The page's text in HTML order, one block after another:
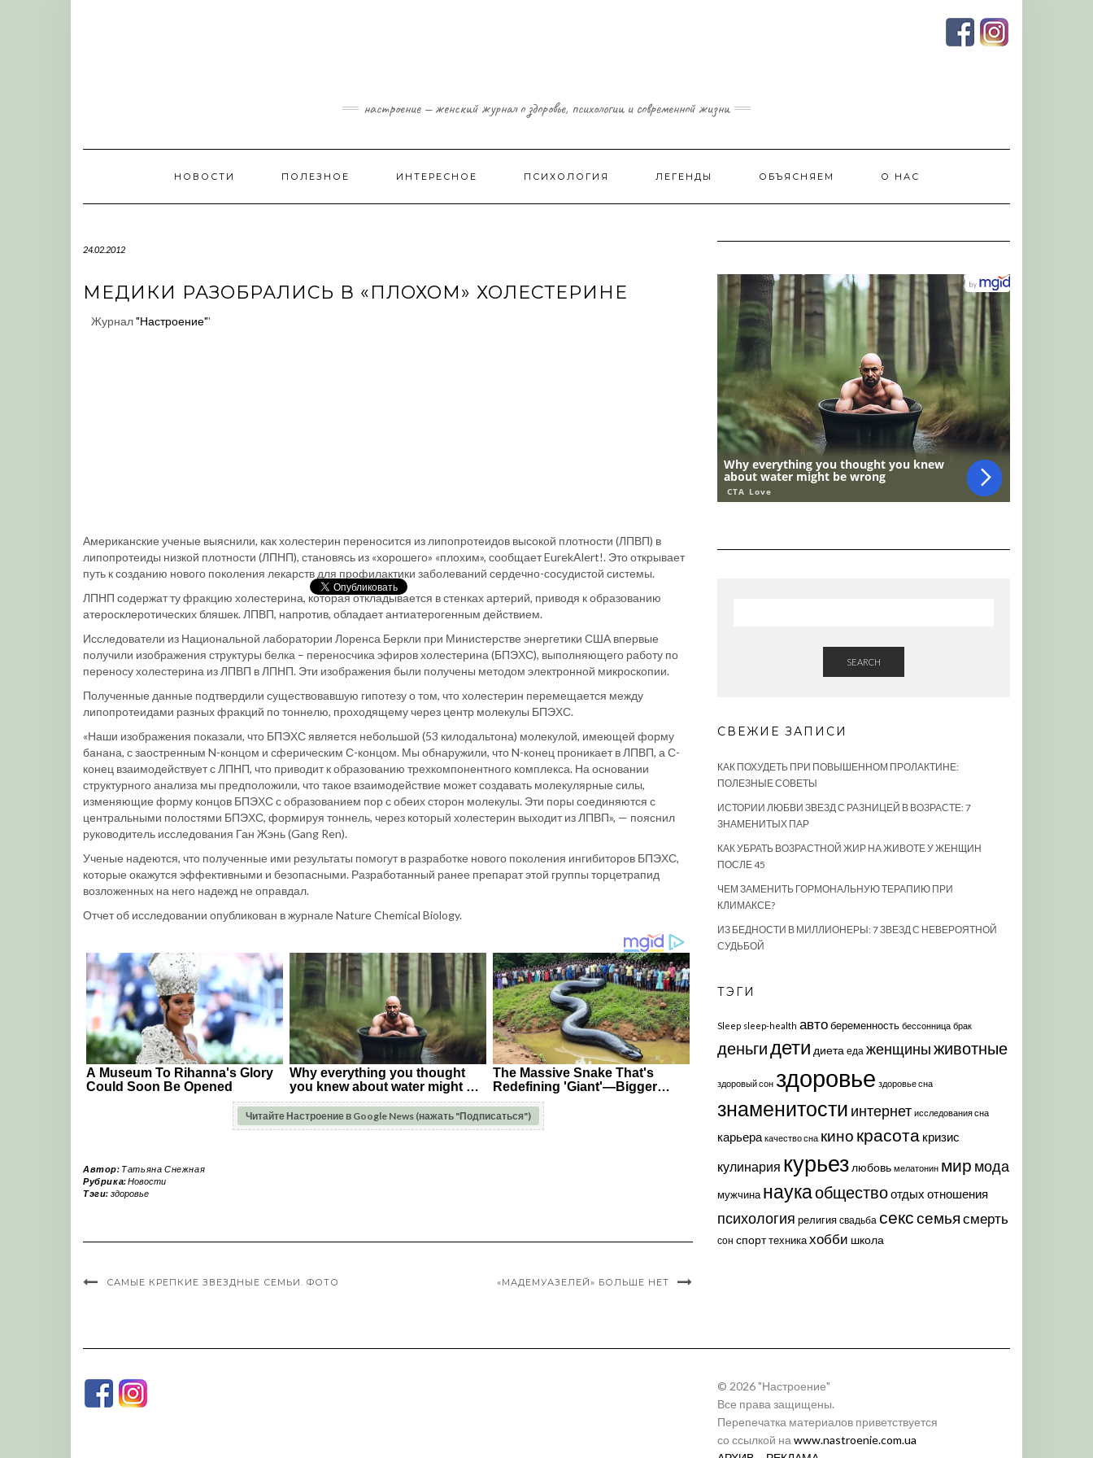
настроение — женский журнал о здоровье, психологии и современной жизни
НОВОСТИ ПОЛЕЗНОЕ ИНТЕРЕСНОЕ ПСИХОЛОГИЯ ЛЕГЕНДЫ ОБЪЯСНЯЕМ О НАС
24.02.2012
МЕДИКИ РАЗОБРАЛИСЬ В «ПЛОХОМ» ХОЛЕСТЕРИНЕ
Журнал"Настроение"'
Американские ученые выяснили, как холестерин переносится из липопротеидов высокой плотности (ЛПВП) в
липопротеиды низкой плотности (ЛПНП), становясь из «хорошего» «плохим», сообщает EurekAlert!. Это открывает
путь к созданию нового поколения лекарств для профилактики заболеваний сердечно-сосудистой системы.
ЛПНП содержат ту фракцию холестерина, которая откладывается в стенках артерий, приводя к образованию
атеросклеротических бляшек. ЛПВП, напротив, обладает антиатерогенным действием.
Исследователи из Национальной лаборатории Лоренса Беркли при Министерстве энергетики США впервые
получили изображения структуры белка – переносчика эфиров холестерина (БПЭХС), выполняющего работу по
переносу холестерина из ЛПВП в ЛПНП. Эти изображения были получены методом электронной микроскопии.
Полученные данные подтвердили существовавшую гипотезу о том, что холестерин перемещается между
липопротеидами разных фракций по тоннелю, проходящему через центр молекулы БПЭХС.
«Наши изображения показали, что БПЭХС является небольшой (53 килодальтона) молекулой, имеющей форму
банана, с заостренным N-концом и сферическим С-концом. Мы обнаружили, что N-конец проникает в ЛПВП, а С-
конец взаимодействует с ЛПНП, что приводит к образованию трехкомпонентного комплекса. На основании
структурного анализа мы предположили, что такое взаимодействие может создавать молекулярные силы,
изменяющие форму концов БПЭХС с образованием пор с обеих сторон молекулы. Эти поры соединяются с
центральными полостями БПЭХС, формируя тоннель, через который холестерин выходит из ЛПВП», — пояснил
руководитель исследования Ган Жэнь (Gang Ren).
Ученые надеются, что полученные ими результаты помогут в разработке нового поколения ингибиторов БПЭХС,
которые окажутся эффективными и безопасными. Разработанный ранее препарат этой группы торцетрапид
возложенных на него надежд не оправдал.
Отчет об исследовании опубликован в журнале Nature Chemical Biology.
Читайте Настроение в Google News (нажать "Подписаться")
Автор: Татьяна Снежная
Рубрика:Новости
Тэги: здоровье
САМЫЕ КРЕПКИЕ ЗВЕЗДНЫЕ СЕМЬИ. ФОТО «МАДЕМУАЗЕЛЕЙ» БОЛЬШЕ НЕТ
SEARCH
СВЕЖИЕ ЗАПИСИ
КАК ПОХУДЕТЬ ПРИ ПОВЫШЕННОМ ПРОЛАКТИНЕ:
ПОЛЕЗНЫЕ СОВЕТЫ
ИСТОРИИ ЛЮБВИ ЗВЕЗД С РАЗНИЦЕЙ В ВОЗРАСТЕ: 7
ЗНАМЕНИТЫХ ПАР
КАК УБРАТЬ ВОЗРАСТНОЙ ЖИР НА ЖИВОТЕ У ЖЕНЩИН
ПОСЛЕ 45
ЧЕМ ЗАМЕНИТЬ ГОРМОНАЛЬНУЮ ТЕРАПИЮ ПРИ
КЛИМАКСЕ?
ИЗ БЕДНОСТИ В МИЛЛИОНЕРЫ: 7 ЗВЕЗД С НЕВЕРОЯТНОЙ
СУДЬБОЙ
ТЭГИ
Sleep sleep-health автобеременность бессонница брак
деньгидети диета еда женщиныживотные
здоровый сон здоровье здоровье сна
знаменитости интернет исследования сна
карьера качество сна кино красота кризис
кулинария курьез любовь мелатонин мир мода
мужчина наукаобществоотдых отношения
психология религия свадьба секссемья смерть
сон спорттехникахобби школа
© 2026 "Настроение"
Все права защищены.
Перепечатка материалов приветствуется
со ссылкой на www.nastroenie.com.ua